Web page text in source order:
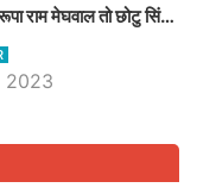
राम मेघवाल तो छोटु सिंह
जानिये जैसलमेर
ताजा समीकरण
2023